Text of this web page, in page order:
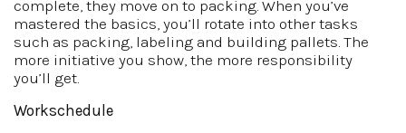
complete, they move on to packing. When you’ve
mastered the basics, you’ll rotate into other tasks
such as packing, labeling and building pallets. The
more initiative you show, the more responsibility
you’ll get.
Workschedule